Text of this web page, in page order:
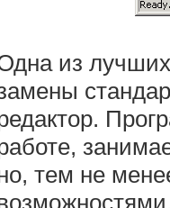
из
тем не